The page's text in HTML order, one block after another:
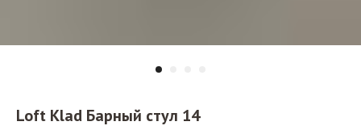
Loft Klad Барный стул 14